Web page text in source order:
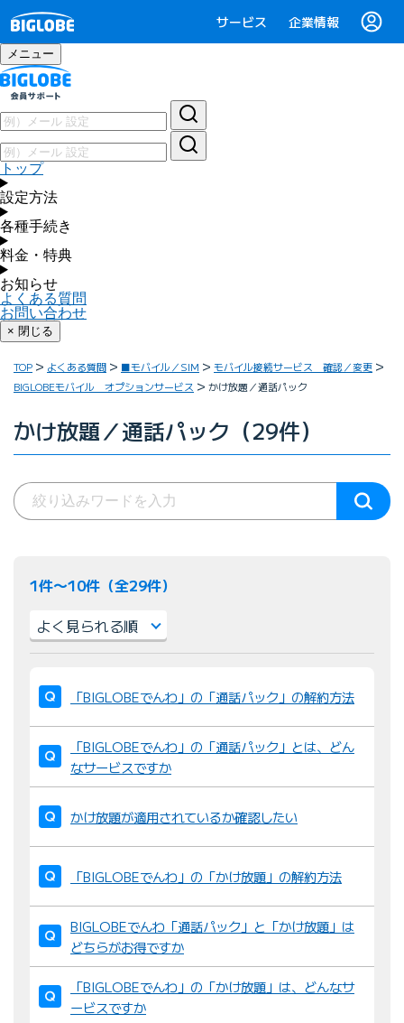
サービス 企業情報
メニュー
トップ
設定方法
各種手続き
料金・特典
お知らせ
よくある質問
お問い合わせ
× 閉じる
TOP よくある質問 ■モバイル／SIM
モバイル接続サービス 確認／変更
BIGLOBEモバイル オプションサービス
かけ放題／通話パック
かけ放題／通話パック（29件）
1件〜10件（全29件）
び
替
え
：
「BIGLOBEでんわ」の「通話パック」の解約方法
「BIGLOBEでんわ」の「通話パック」とは、どん
なサービスですか
かけ放題が適用されているか確認したい
「BIGLOBEでんわ」の「かけ放題」の解約方法
BIGLOBEでんわ「通話パック」と「かけ放題」は
どちらがお得ですか
「BIGLOBEでんわ」の「かけ放題」は、どんなサ
ービスですか